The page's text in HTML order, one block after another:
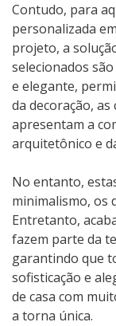
Contudo, para
personalizada
projeto, a
selecionados
e elegante,
da decoração,
apresentam a
arquitetônico e
No entanto,
minimalismo, os
Entretanto,
fazem parte da
garantindo que
sofisticação e
de casa com
a torna única.